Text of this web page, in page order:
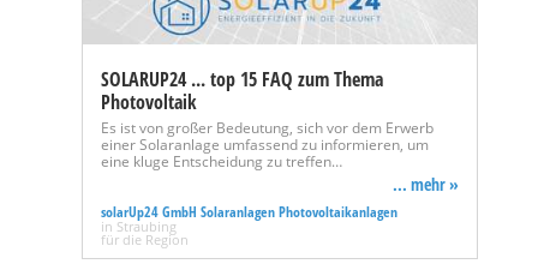
SOLARUP24 ... top 15 FAQ zum Thema
Photovoltaik
Es ist von großer Bedeutung, sich vor dem Erwerb
einer Solaranlage umfassend zu informieren, um
eine kluge Entscheidung zu treffen…
... mehr »
solarUp24 GmbH Solaranlagen Photovoltaikanlagen
in Straubing
für die Region